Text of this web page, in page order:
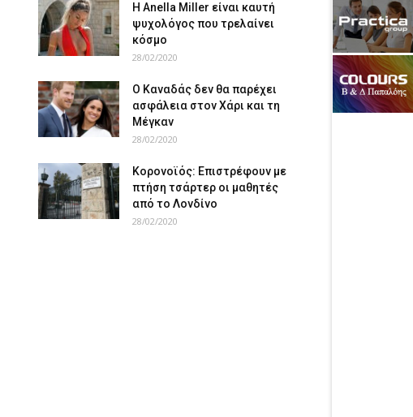
Η Anella Miller είναι καυτή
ψυχολόγος που τρελαίνει
κόσμο
28/02/2020
Ο Καναδάς δεν θα παρέχει
ασφάλεια στον Χάρι και τη
Μέγκαν
28/02/2020
Κορονοϊός: Επιστρέφουν με
πτήση τσάρτερ οι μαθητές
από το Λονδίνο
28/02/2020